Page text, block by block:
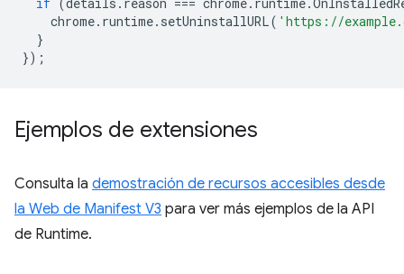
chrome. runtime. setUninstallURL( 'https://
}
});
Ejemplos de extensiones
Consulta la demostración de recursos accesibles desde
la Web de Manifest V3 para ver más ejemplos de la API
de Runtime.